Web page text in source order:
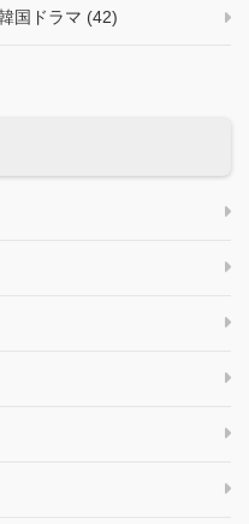
国ドラマ (42)